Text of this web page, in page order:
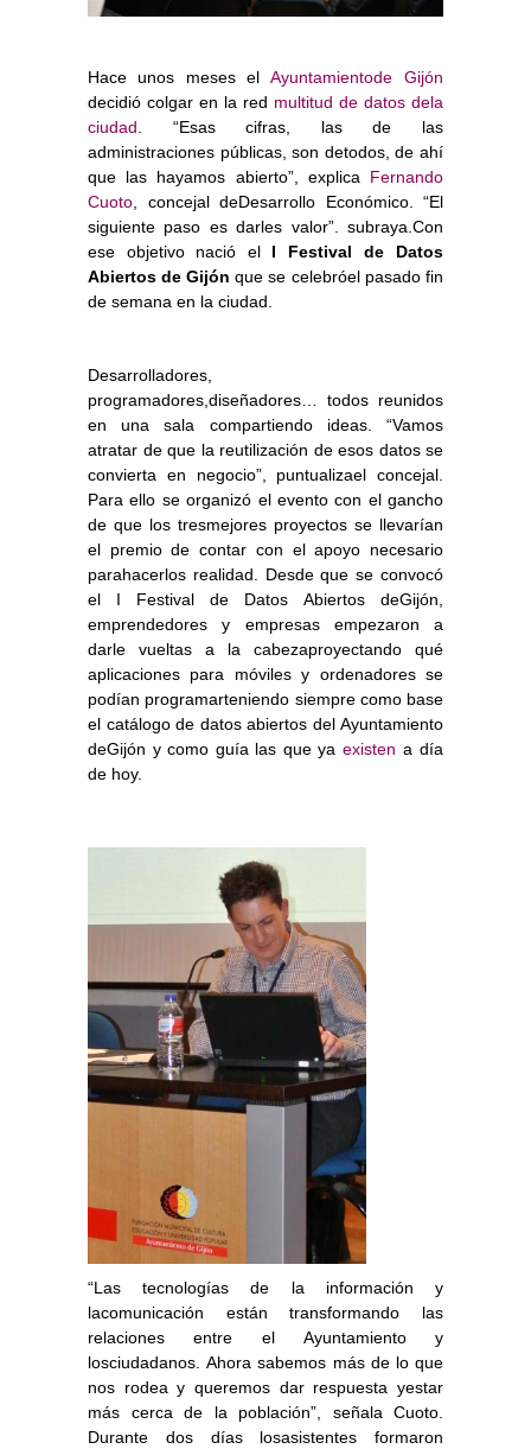
Hace unos meses el Ayuntamientode Gijón
decidió colgar en la red multitud de datos dela
ciudad . “Esas cifras, las de las
administraciones públicas, son detodos, de ahí
que las hayamos abierto”, explica Fernando
Cuoto , concejal deDesarrollo Económico. “El
siguiente paso es darles valor”. subraya.Con
ese objetivo nació el I Festival de Datos
Abiertos de Gijón que se celebróel pasado fin
de semana en la ciudad.
Desarrolladores,
programadores,diseñadores… todos reunidos
en una sala compartiendo ideas. “Vamos
atratar de que la reutilización de esos datos se
convierta en negocio”, puntualizael concejal.
Para ello se organizó el evento con el gancho
de que los tresmejores proyectos se llevarían
el premio de contar con el apoyo necesario
parahacerlos realidad. Desde que se convocó
el I Festival de Datos Abiertos deGijón,
emprendedores y empresas empezaron a
darle vueltas a la cabezaproyectando qué
aplicaciones para móviles y ordenadores se
podían programarteniendo siempre como base
el catálogo de datos abiertos del Ayuntamiento
deGijón y como guía las que ya existen a día
de hoy.
“Las tecnologías de la información y
lacomunicación están transformando las
relaciones entre el Ayuntamiento y
losciudadanos. Ahora sabemos más de lo que
nos rodea y queremos dar respuesta yestar
más cerca de la población”, señala Cuoto.
Durante dos días losasistentes formaron